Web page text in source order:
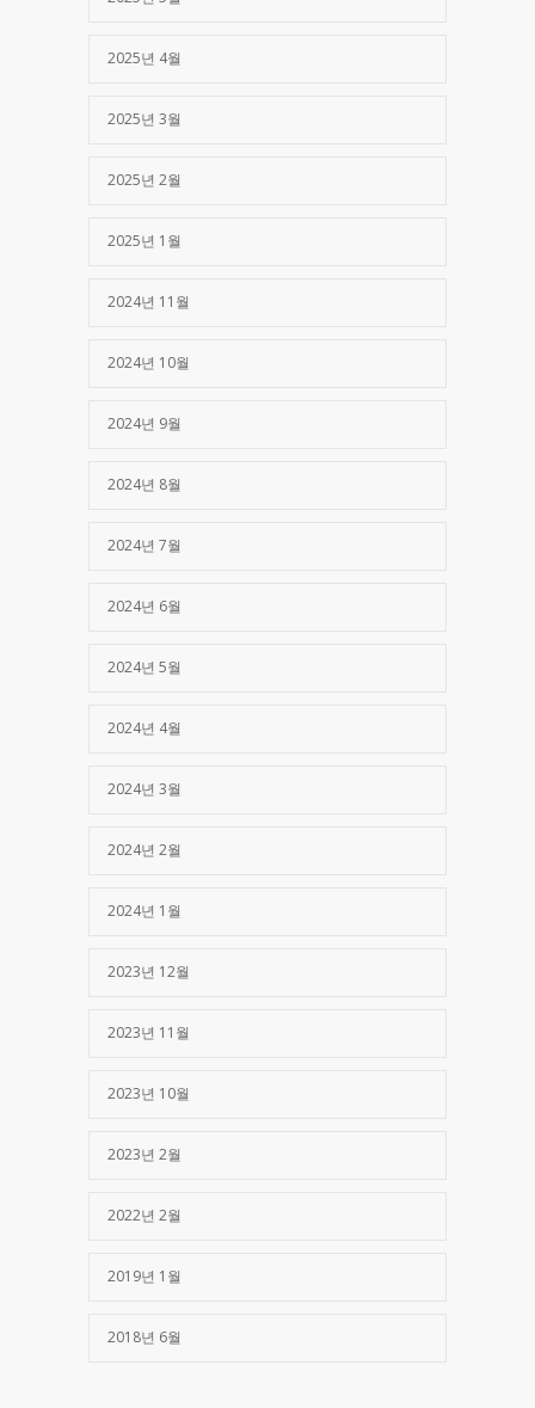
2025년 4월
2025년 3월
2025년 2월
2025년 1월
2024년 11월
2024년 10월
2024년 9월
2024년 8월
2024년 7월
2024년 6월
2024년 5월
2024년 4월
2024년 3월
2024년 2월
2024년 1월
2023년 12월
2023년 11월
2023년 10월
2023년 2월
2022년 2월
2019년 1월
2018년 6월